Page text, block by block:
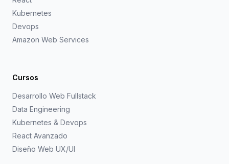
Kubernetes
Devops
Amazon Web Services
Cursos
Desarrollo Web Fullstack
Data Engineering
Kubernetes & Devops
React Avanzado
Diseño Web UX/UI